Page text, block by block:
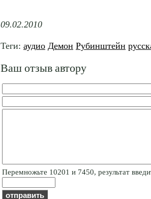
09.02.2010
Теги: аудио Демон Рубинштейн
Ваш отзыв автору
Пepeмнoжьтe 10201 и 7450, результат